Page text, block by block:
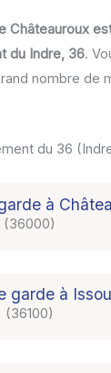
Châteauroux
du Indre, 36.
nombre de
du 36
à
(36000)
garde à
(36100)